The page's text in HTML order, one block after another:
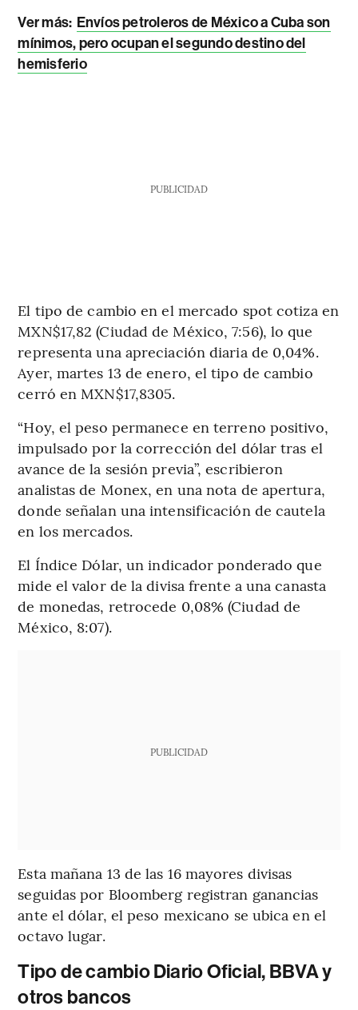
Ver más: Envíos petroleros de México a Cuba son
mínimos, pero ocupan el segundo destino del
hemisferio
PUBLICIDAD
El tipo de cambio en el mercado spot cotiza en
MXN$17,82 (Ciudad de México, 7:56), lo que
representa una apreciación diaria de 0,04%.
Ayer, martes 13 de enero, el tipo de cambio
cerró en MXN$17,8305.
“Hoy, el peso permanece en terreno positivo,
impulsado por la corrección del dólar tras el
avance de la sesión previa”, escribieron
analistas de Monex, en una nota de apertura,
donde señalan una intensificación de cautela
en los mercados.
El Índice Dólar, un indicador ponderado que
mide el valor de la divisa frente a una canasta
de monedas, retrocede 0,08% (Ciudad de
México, 8:07).
PUBLICIDAD
Esta mañana 13 de las 16 mayores divisas
seguidas por Bloomberg registran ganancias
ante el dólar, el peso mexicano se ubica en el
octavo lugar.
Tipo de cambio Diario Oficial, BBVA y
otros bancos